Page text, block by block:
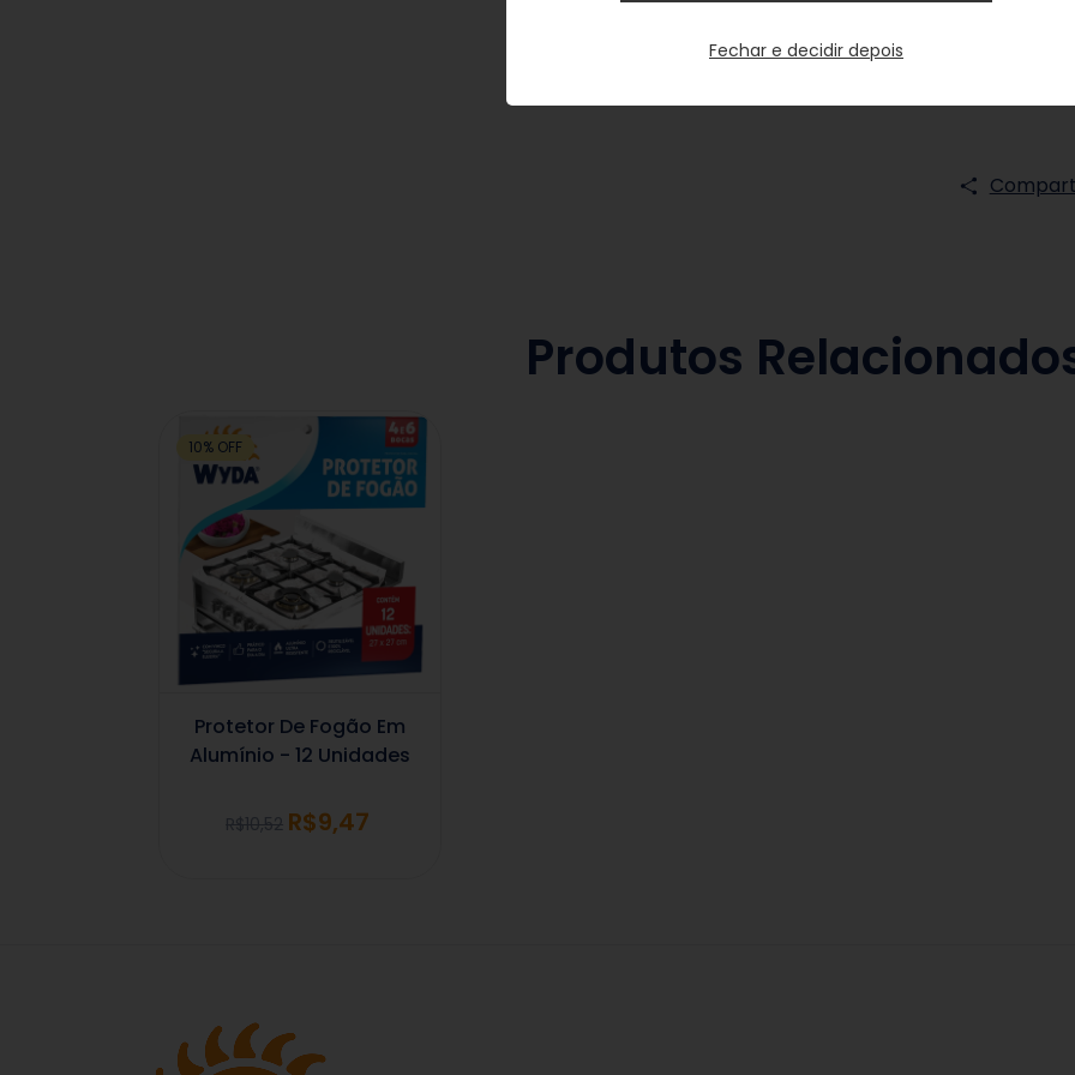
Produtos
10% OFF
Protetor De Fogão Em
Alumínio - 12 Unidades
R$10,52 R$9,47
Fechar e decidir depois